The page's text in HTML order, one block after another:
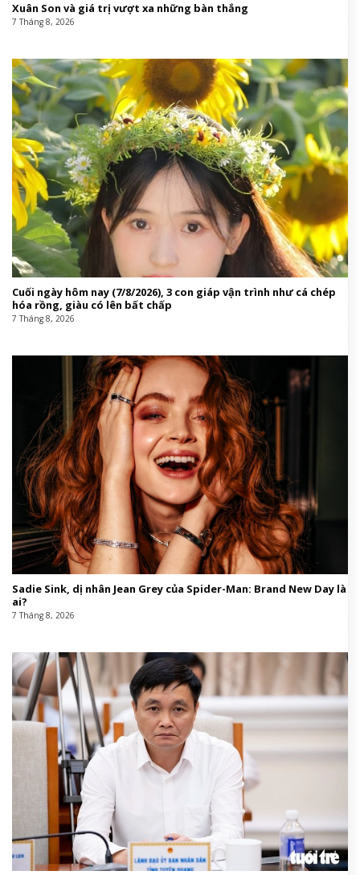
Xuân Son và giá trị vượt xa những bàn thắng
7 Tháng 8, 2026
Cuối ngày hôm nay (7/8/2026), 3 con giáp vận trình như cá chép
hóa rồng, giàu có lên bất chấp
7 Tháng 8, 2026
Sadie Sink, dị nhân Jean Grey của Spider-Man: Brand New Day là
ai?
7 Tháng 8, 2026